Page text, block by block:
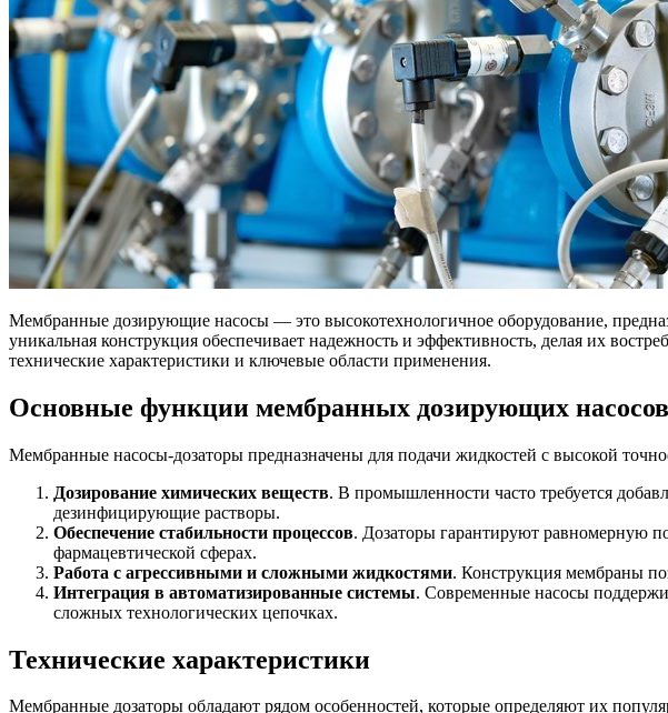
Мембранные дозирующие насосы — это высокотехнологичное оборудование,
уникальная конструкция обеспечивает надежность и эффективность, делая их
технические характеристики и ключевые области применения.
Основные функции мембранных дозирующих насосов
Мембранные насосы-дозаторы предназначены для подачи жидкостей с высокой
Дозирование химических веществ. В промышленности часто требуется
дезинфицирующие растворы.
Обеспечение стабильности процессов. Дозаторы гарантируют равномерную
фармацевтической сферах.
Работа с агрессивными и сложными жидкостями. Конструкция мембраны
Интеграция в автоматизированные системы. Современные насосы
сложных технологических цепочках.
Технические характеристики
Мембранные дозаторы обладают рядом особенностей, которые определяют их